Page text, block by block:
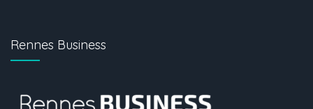
Rennes Business